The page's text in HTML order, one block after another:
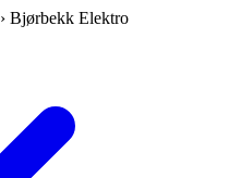
› Bjørbekk Elektro